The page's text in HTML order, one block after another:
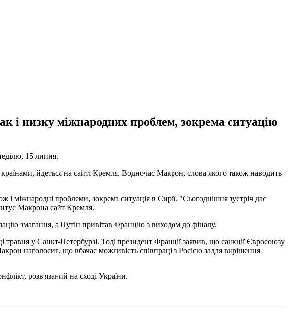
і низку міжнародних проблем, зокрема ситуацію
15 липня.
йдеться на сайті Кремля. Водночас Макрон, слова якого також наводить
міжнародні проблеми, зокрема ситуація в Сирії. "Сьогоднішня зустріч дає
Макрона сайт Кремля.
змагання, а Путін привітав Францію з виходом до фіналу.
у Санкт-Петербурзі. Тоді президент Франції заявив, що санкції Євросоюзу
наголосив, що вбачає можливість співпраці з Росією задля вирішення
розв'язаний на сході України.